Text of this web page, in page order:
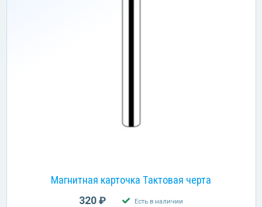
Магнитная карточка Тактовая черта
320 ₽ Есть в наличии